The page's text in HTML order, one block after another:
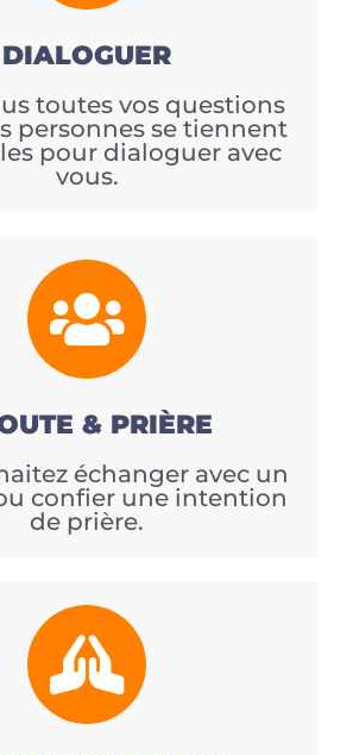
DIALOGUER
toutes vos questions
personnes se tiennent
pour dialoguer avec
vous.
& PRIÈRE
échanger avec un
confier une intention
de prière.